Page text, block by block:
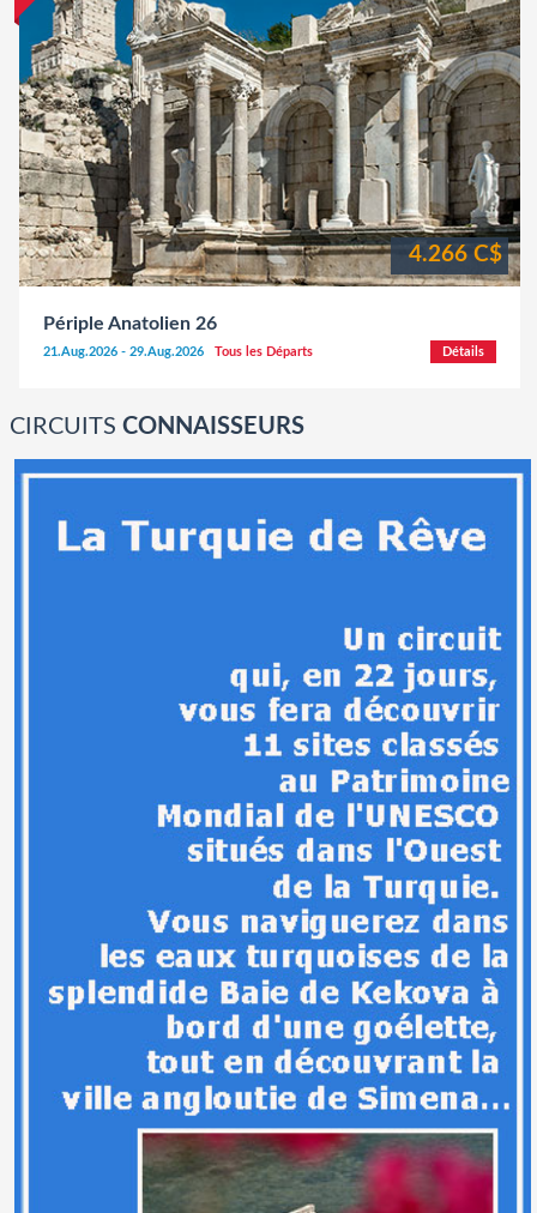
4.266 C$
Périple Anatolien 26
21.Aug.2026 - 29.Aug.2026 Tous les Départs Détails
CIRCUITS CONNAISSEURS